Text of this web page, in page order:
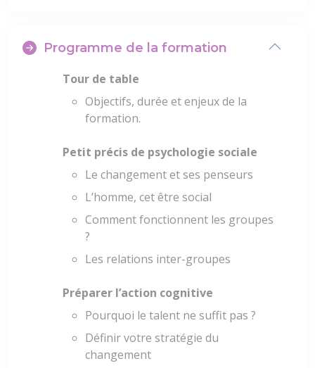
Programme de la formation
Tour de table
Objectifs, durée et enjeux de la
formation.
Petit précis de psychologie sociale
Le changement et ses penseurs
L’homme, cet être social
Comment fonctionnent les groupes
?
Les relations inter-groupes
Préparer l’action cognitive
Pourquoi le talent ne suffit pas ?
Définir votre stratégie du
changement